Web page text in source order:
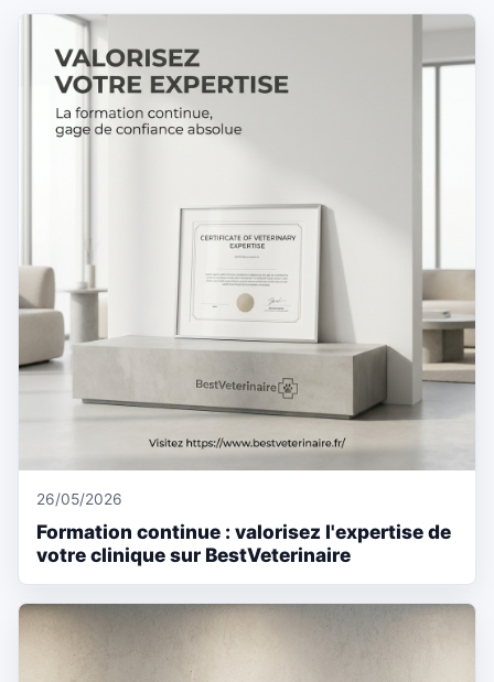
26/05/2026
Formation continue : valorisez l'expertise de
votre clinique sur BestVeterinaire